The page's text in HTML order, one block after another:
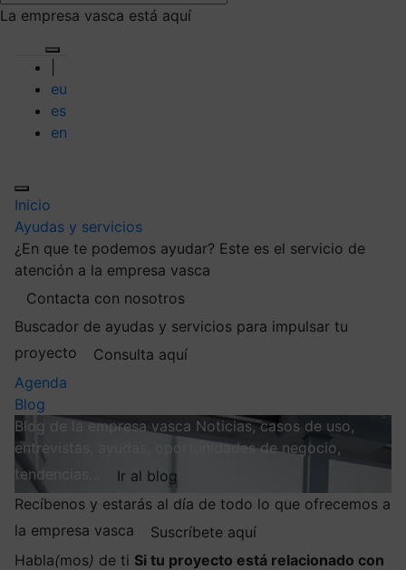
La empresa vasca está aquí
eu
es
en
Inicio
Ayudas y servicios
¿En que te podemos ayudar? Este es el servicio de
atención a la empresa vasca
Contacta con nosotros
Buscador de ayudas y servicios para impulsar tu
proyecto
Consulta aquí
Agenda
Blog
Blog de la empresa vasca Noticias, casos de uso,
entrevistas, ayudas, oportunidades de negocio,
tendencias…
Ir al blog
Recíbenos y estarás al día de todo lo que ofrecemos a
la empresa vasca
Suscríbete aquí
Habla(mos) de ti Si tu proyecto está relacionado con